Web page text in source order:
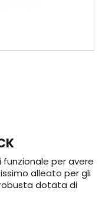
per avere
alleato per gli
dotata di